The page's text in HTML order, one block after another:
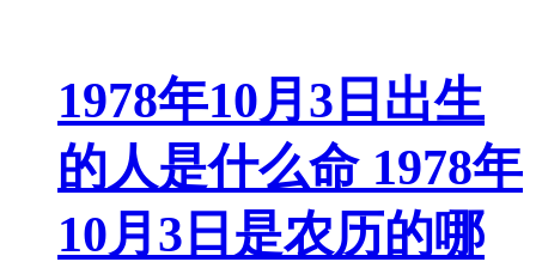
1978年10月3日出生
的人是什么命 1978年
10月3日是农历的哪